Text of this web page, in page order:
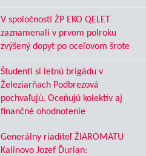
V spoločnosti ŽP EKO QELET
zaznamenali v prvom polroku
zvýšený dopyt po oceľovom šrote
Študenti si letnú brigádu v
Železiarňach Podbrezová
pochvaľujú. Oceňujú kolektív aj
finančné ohodnotenie
Generálny riaditeľ ŽIAROMATU
Kalinovo Jozef Ďurian: